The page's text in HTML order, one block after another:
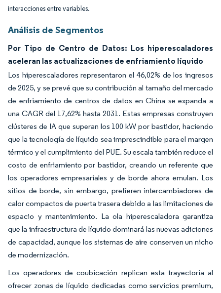
interacciones entre variables.
Análisis de Segmentos
Por Tipo de Centro de Datos: Los hiperescaladores
aceleran las actualizaciones de enfriamiento líquido
Los hiperescaladores representaron el 46,02% de los ingresos
de 2025, y se prevé que su contribución al tamaño del mercado
de enfriamiento de centros de datos en China se expanda a
una CAGR del 17,62% hasta 2031. Estas empresas construyen
clústeres de IA que superan los 100 kW por bastidor, haciendo
que la tecnología de líquido sea imprescindible para el margen
térmico y el cumplimiento del PUE. Su escala también reduce el
costo de enfriamiento por bastidor, creando un referente que
los operadores empresariales y de borde ahora emulan. Los
sitios de borde, sin embargo, prefieren intercambiadores de
calor compactos de puerta trasera debido a las limitaciones de
espacio y mantenimiento. La ola hiperescaladora garantiza
que la infraestructura de líquido dominará las nuevas adiciones
de capacidad, aunque los sistemas de aire conserven un nicho
de modernización.
Los operadores de coubicación replican esta trayectoria al
ofrecer zonas de líquido dedicadas como servicios premium,